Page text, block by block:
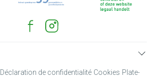
Déclaration de confidentialité Cookies Plate-